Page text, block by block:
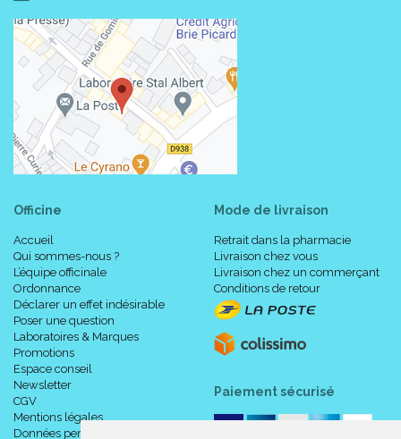
Officine
Accueil
Qui sommes-nous ?
L’équipe officinale
Ordonnance
Déclarer un effet indésirable
Poser une question
Laboratoires & Marques
Promotions
Espace conseil
Newsletter
CGV
Mentions légales
Données personnelles
Mode de livraison
Retrait dans la pharmacie
Livraison chez vous
Livraison chez un commerçant
Conditions de retour
Paiement sécurisé